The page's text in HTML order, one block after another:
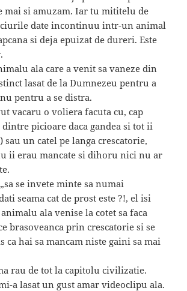
mai si amuzam. Iar tu mititelu de
date incontinuu intr-un animal
si deja epuizat de dureri. Este
ala care a venit sa vaneze din
lasat de la Dumnezeu pentru a
pentru a se distra.
vacaru o voliera facuta cu, cap
picioare daca gandea si tot ii
sau un catel pe langa crescatorie,
ii erau mancate si dihoru nici nu ar
se invete minte sa numai
seama cat de prost este ?!, el isi
ala venise la cotet sa faca
brasoveanca prin crescatorie si se
ca hai sa mancam niste gaini sa mai
rau de tot la capitolu civilizatie.
a lasat un gust amar videoclipu ala.